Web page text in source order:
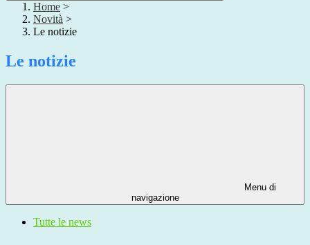
Home >
Novità >
Le notizie
Le notizie
Menu di
navigazione
Tutte le news